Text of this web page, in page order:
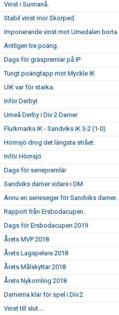
Vinst i Sunnanå.
Stabil vinst mor Skorped.
Imponerande vinst mot Umedalen borta.
Äntligen tre poäng.
Dags för gräspremiär på IP
Tungt poängtapp mot Myckle IK
UIK var för starka.
Inför Derbyt
Umeå Derby i Div 2 Damer
Flurkmarks IK - Sandviks IK 3-2 (1-0)
Hörnsjö drog det längsta strået.
Inför Hörnsjö
Dags för seriepremlär
Sandviks damer vidare i DM
Ännu en serieseger för Sandviks damer.
Rapport från Ersbodacupen.
Dags för Ersbodacupen 2019
Årets MVP 2018
Årets Lagspelare 2018
Årets Målskyttar 2018
Årets Nykomling 2018
Damerna klar för spel i Div.2
Vinst till slut....